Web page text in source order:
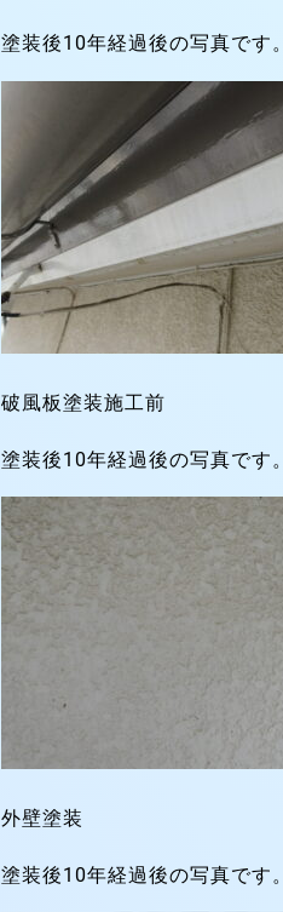
塗装後10年経過後の写真です。
破風板塗装施工前
塗装後10年経過後の写真です。
外壁塗装
塗装後10年経過後の写真です。